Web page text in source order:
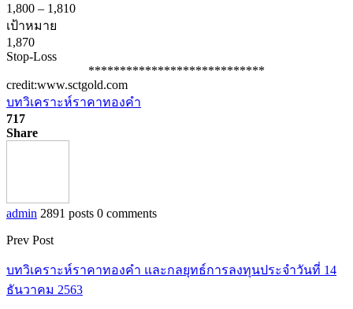
1,800 – 1,810
เป้าหมาย
1,870
Stop-Loss
****************************
credit:www.sctgold.com
บทวิเคราะห์ราคาทองคำ
717
Share
admin 2891 posts 0 comments
Prev Post
บทวิเคราะห์ราคาทองคำ และกลยุทธ์การลงทุนประจำวันที่ 14
ธันวาคม 2563